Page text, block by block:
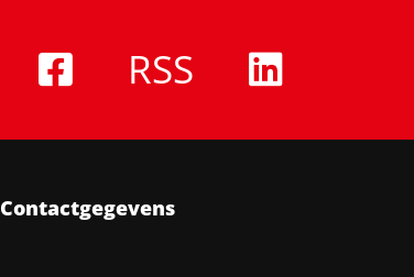
RSS
Contactgegevens